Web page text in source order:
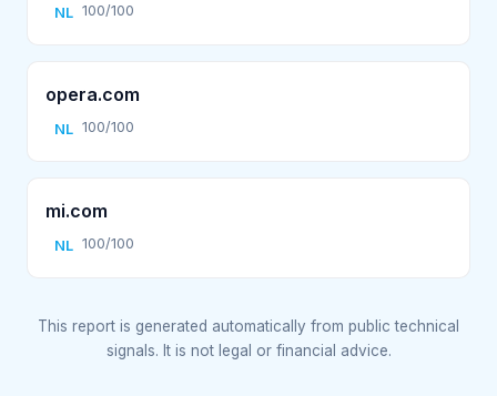
NL 100/100
opera.com
NL 100/100
mi.com
NL 100/100
This report is generated automatically from public technical
signals. It is not legal or financial advice.